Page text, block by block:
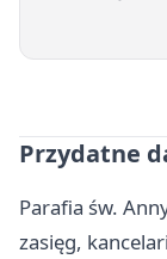
Przydatne
Parafia św.
zasięg,